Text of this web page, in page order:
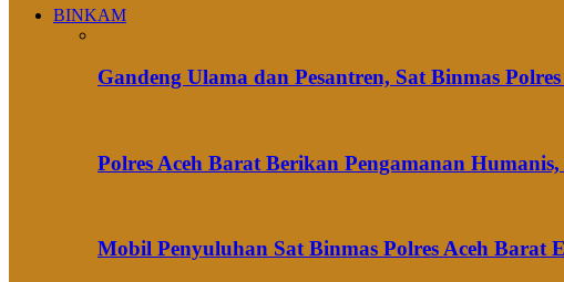
BINKAM
Gandeng Ulama dan Pesantren, Sat Binmas
Polres Aceh Barat Berikan Pengamanan
Mobil Penyuluhan Sat Binmas Polres Aceh